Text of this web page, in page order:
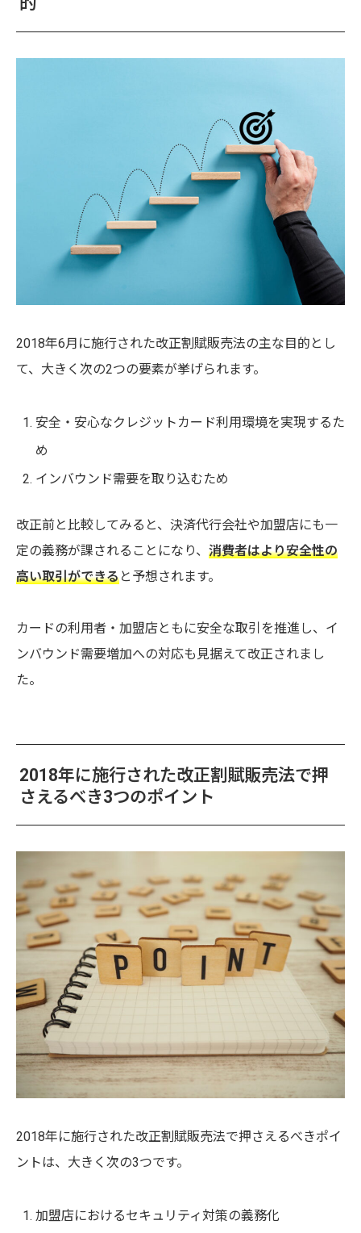
2018年6月に施行された改正割賦販売法の主な目的とし
て、大きく次の2つの要素が挙げられます。
安全・安心なクレジットカード利用環境を実現するた
め
インバウンド需要を取り込むため
改正前と比較してみると、決済代行会社や加盟店にも一
定の義務が課されることになり、 消費者はより安全性の
高い取引ができると予想されます。
カードの利用者・加盟店ともに安全な取引を推進し、イ
ンバウンド需要増加への対応も見据えて改正されまし
た。
2018年に施行された改正割賦販売法で押
さえるべき3つのポイント
2018年に施行された改正割賦販売法で押さえるべきポイ
ントは、大きく次の3つです。
加盟店におけるセキュリティ対策の義務化